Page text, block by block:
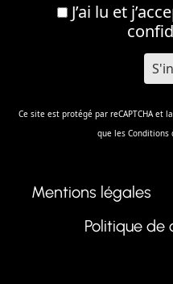
J’ai lu et
Ce site est protégé par reCAPTCHA et la
que les Conditions
Mentions légales
Politique